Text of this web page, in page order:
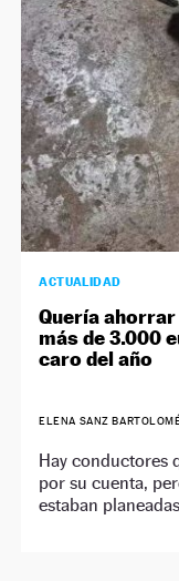
ACTUALIDAD
Quería
más de 3.000
caro del año
ELENA SANZ
Hay conductores
por su cuenta,
estaban